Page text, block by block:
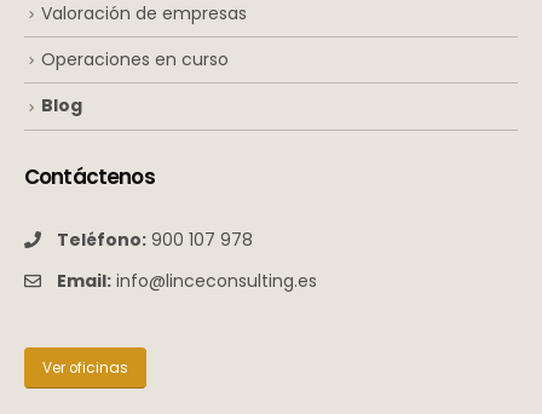
Valoración de empresas
Operaciones en curso
Blog
Contáctenos
Teléfono: 900 107 978
Email: info@linceconsulting.es
Ver oficinas